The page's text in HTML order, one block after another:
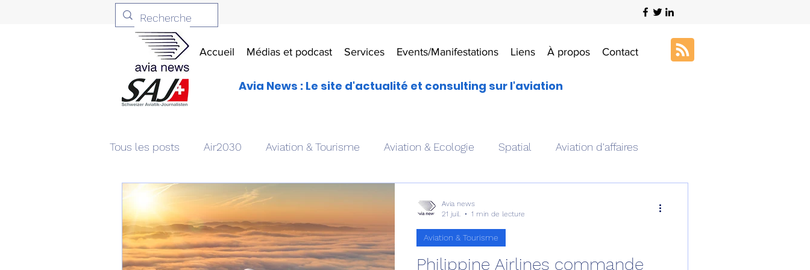
Accueil Médias et podcast Services Events/Manifestations Liens À propos Contact
Avia News : Le site d'actualité et consulting sur l'aviation
Tous les posts Air2030 Aviation & Tourisme Aviation & Ecologie Spatial Aviation d'affaires
Aviation & Défense Livres
Patrimoine aéronautique Avionique & pilotage Avion expérimental
Philippine Airlines commande
Aviation & Tourisme
Avia news
21 juil.
1 min de lecture